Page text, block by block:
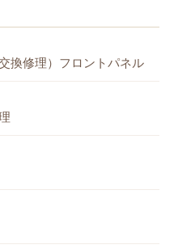
換修理）フロントパネル